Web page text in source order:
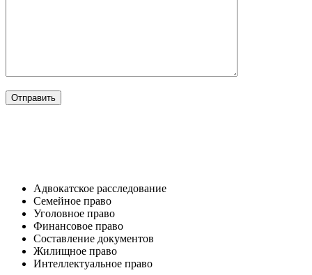
Адвокатское расследование
Семейное право​
Уголовное право​
Финансовое право
Составление документов​
Жилищное право​
Интеллектуальное право